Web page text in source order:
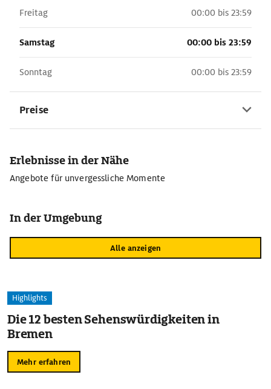
Freitag 00:00 bis 23:59
Samstag 00:00 bis 23:59
Sonntag 00:00 bis 23:59
Preise
Erlebnisse in der Nähe
Angebote für unvergessliche Momente
In der Umgebung
Alle anzeigen
Highlights
Die 12 besten Sehenswürdigkeiten in
Bremen
Mehr erfahren